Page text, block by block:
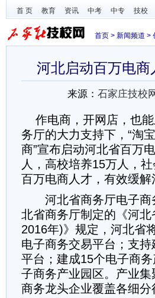
首 页 教育 资讯 中考 中专 技校
首页 > 新闻频道 >
河北启动百万电商
来源： 石家庄技校
作电商，开网店，也能
务厅的大力支持下，“淘
商”宣布启动河北省百万
人，高校培养15万人，
百万电商人才，有效缓
河北省商务厅电子商
北省商务厅制定的《河
2016年)》规定，河北省
电子商务交易平台；支
平台；建成15个电子商
子商务产业园区。产业
商务龙头企业覆盖各细分